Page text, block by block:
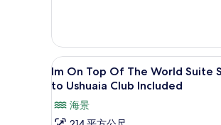
所
有
相
Room -
Entrance
to
Ushuaia
Club
Included
顯
示
Im
On
免費
8
Im On Top Of The World Suite
to Ushuaia Club Included
海景